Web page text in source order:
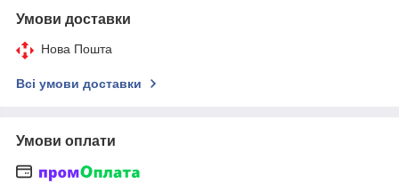
Умови доставки
Нова Пошта
Всі умови доставки
Умови оплати